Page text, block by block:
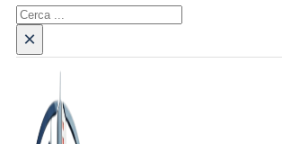
Cerca
×